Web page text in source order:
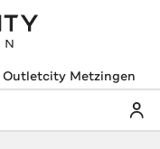
Outletcity Metzingen